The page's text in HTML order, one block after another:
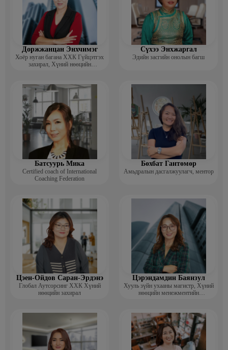
Доржжанцан Энхчимэг
Хоёр нуган багана ХХК Гүйцэтгэх
захирал, Хүний нөөцийн
Сүхээ Энхжаргал
Эдийн засгийн онолын багш
Батсуурь Мика
Certified coach of International
Coaching Federation
Бөхбат Гантөмөр
Амьдралын дасгалжуулагч, ментор
Цэен-Ойдов Саран-Эрдэнэ
Глобал Аутсорсинг ХХК Хүний
нөөцийн захирал
Цэрэндамдин Баянзул
Хууль зүйн ухааны магистр, Хүний
нөөцийн менежментийн